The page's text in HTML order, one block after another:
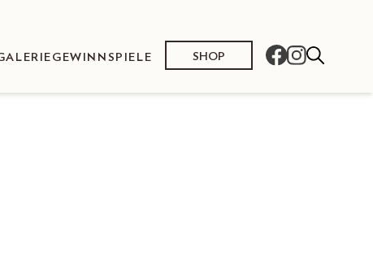
GEWINNSPIELE SHOP